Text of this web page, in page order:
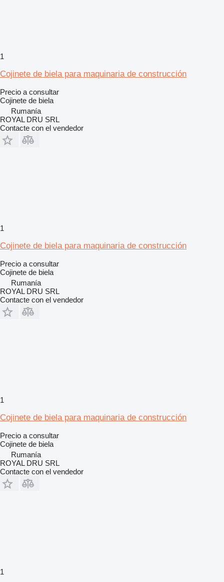
1
Cojinete de biela para maquinaria de construcción
Precio a consultar
Cojinete de biela
Rumanía
ROYAL DRU SRL
Contacte con el vendedor
1
Cojinete de biela para maquinaria de construcción
Precio a consultar
Cojinete de biela
Rumanía
ROYAL DRU SRL
Contacte con el vendedor
1
Cojinete de biela para maquinaria de construcción
Precio a consultar
Cojinete de biela
Rumanía
ROYAL DRU SRL
Contacte con el vendedor
1